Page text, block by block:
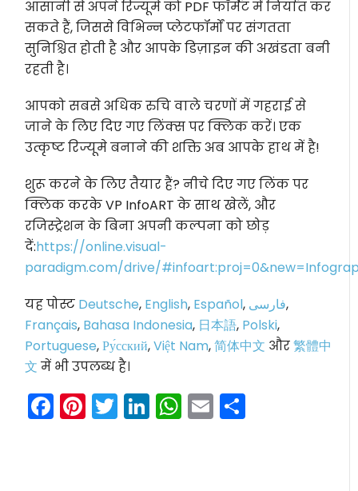
आसानी से अपने रिज्यूमे को PDF फॉर्मेट में निर्यात कर
सकते हैं, जिससे विभिन्न प्लेटफॉर्मों पर संगतता
सुनिश्चित होती है और आपके डिज़ाइन की अखंडता बनी
रहती है।
आपको सबसे अधिक रुचि वाले चरणों में गहराई से
जाने के लिए दिए गए लिंक्स पर क्लिक करें। एक
उत्कृष्ट रिज्यूमे बनाने की शक्ति अब आपके हाथ में है!
शुरू करने के लिए तैयार हैं? नीचे दिए गए लिंक पर
क्लिक करके VP InfoART के साथ खेलें, और
रजिस्ट्रेशन के बिना अपनी कल्पना को छोड़
दें:https://online.visual-
paradigm.com/drive/
यह पोस्ट Deutsche, English, Español, فارسی,
Français, Bahasa Indonesia, 日本語, Polski,
Portuguese,Ру́сский,Việt Nam,简体中文 और繁體中
文 में भी उपलब्ध है।
Facebook
Pinterest
Twitter
LinkedIn
WhatsApp
Email